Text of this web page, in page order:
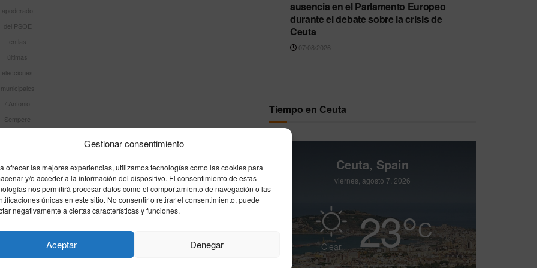
Gestionar consentimiento
ofrecer las mejores experiencias, utilizamos tecnologías como las cookies para
y/o acceder a la información del dispositivo. El consentimiento de estas
nos permitirá procesar datos como el comportamiento de navegación o las
únicas en este sitio. No consentir o retirar el consentimiento, puede
negativamente a ciertas características y funciones.
Aceptar Denegar
apoderado
del PSOE
en las
últimas
elecciones
municipales
/ Antonio
Sempere
el voto ponderado y la
loscinco controladores de barriadas vinculados
barriadas «se articulan como uno de los principales
de Vivas dejó que el PSOE fiscalizase lo relativo a
pactos, se consiguió que
Cristina Pérez Valero
ausencia en el Parlamento Europeo
durante el debate sobre la crisis de
Ceuta
07/08/2026
Tiempo en Ceuta
Ceuta, Spain
viernes, agosto 7, 2026
Clear 23°C